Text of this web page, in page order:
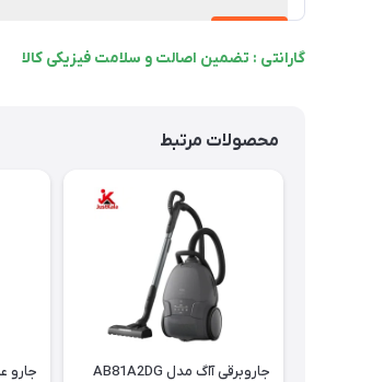
گارانتی : تضمین اصالت و سلامت فیزیکی کالا
محصولات مرتبط
جاروبرقی آاگ مدل AB81A2DG
جارو